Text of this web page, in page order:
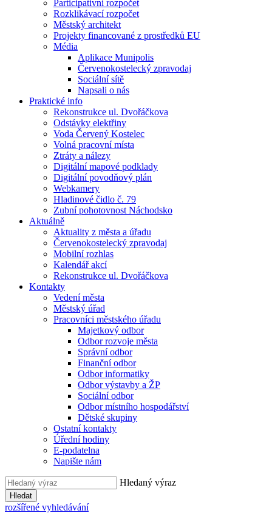
Participativní rozpočet
Rozklikávací rozpočet
Městský architekt
Projekty financované z prostředků EU
Média
Aplikace Munipolis
Červenokostelecký zpravodaj
Sociální sítě
Napsali o nás
Praktické info
Rekonstrukce ul. Dvořáčkova
Odstávky elektřiny
Voda Červený Kostelec
Volná pracovní místa
Ztráty a nálezy
Digitální mapové podklady
Digitální povodňový plán
Webkamery
Hladinové čidlo č. 79
Zubní pohotovnost Náchodsko
Aktuálně
Aktuality z města a úřadu
Červenokostelecký zpravodaj
Mobilní rozhlas
Kalendář akcí
Rekonstrukce ul. Dvořáčkova
Kontakty
Vedení města
Městský úřad
Pracovníci městského úřadu
Majetkový odbor
Odbor rozvoje města
Správní odbor
Finanční odbor
Odbor informatiky
Odbor výstavby a ŽP
Sociální odbor
Odbor místního hospodářství
Dětské skupiny
Ostatní kontakty
Úřední hodiny
E-podatelna
Napište nám
Hledaný výraz
Hledat
rozšířené vyhledávání